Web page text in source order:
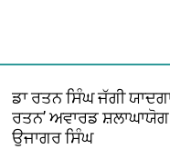
ਡਾ ਰਤਨ ਸਿੰਘ ਜੱਗੀ
ਰਤਨ’ ਅਵਾਰਡ
ਉਜਾਗਰ ਸਿੰਘ